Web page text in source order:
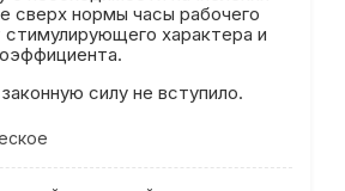
сверх нормы часы рабочего
характера и
силу не вступило.